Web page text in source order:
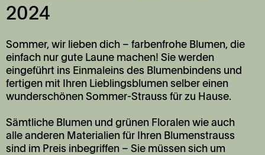
2024
Sommer, wir lieben dich – farbenfrohe Blumen, die
einfach nur gute Laune machen! Sie werden
eingeführt ins Einmaleins des Blumenbindens und
fertigen mit Ihren Lieblingsblumen selber einen
wunderschönen Sommer-Strauss für zu Hause.
Sämtliche Blumen und grünen Floralen wie auch
alle anderen Materialien für Ihren Blumenstrauss
sind im Preis inbegriffen – Sie müssen sich um